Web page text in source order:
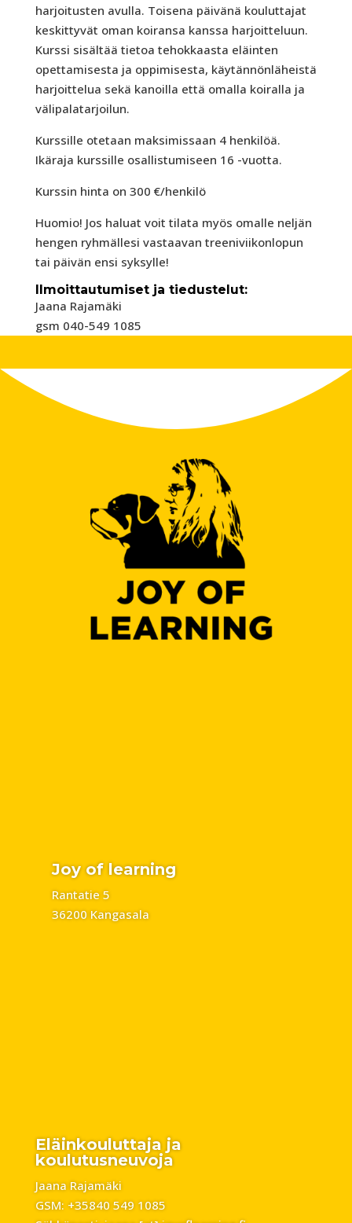
harjoitusten avulla. Toisena päivänä kouluttajat
keskittyvät oman koiransa kanssa harjoitteluun.
Kurssi sisältää tietoa tehokkaasta eläinten
opettamisesta ja oppimisesta, käytännönläheistä
harjoittelua sekä kanoilla että omalla koiralla ja
välipalatarjoilun.
Kurssille otetaan maksimissaan 4 henkilöä.
Ikäraja kurssille osallistumiseen 16 -vuotta.
Kurssin hinta on 300 €/henkilö
Huomio! Jos haluat voit tilata myös omalle neljän
hengen ryhmällesi vastaavan treeniviikonlopun
tai päivän ensi syksylle!
Ilmoittautumiset ja tiedustelut:
Jaana Rajamäki
gsm 040-549 1085
Joy of learning
Rantatie 5
36200 Kangasala
Eläinkouluttaja ja
koulutusneuvoja
Jaana Rajamäki
GSM: +35840 549 1085